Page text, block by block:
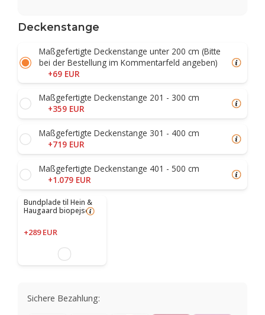
Deckenstange
Maßgefertigte Deckenstange unter 200 cm (Bitte
bei der Bestellung im Kommentarfeld angeben)
+69 EUR
Maßgefertigte Deckenstange 201 - 300 cm
+359 EUR
Maßgefertigte Deckenstange 301 - 400 cm
+719 EUR
Maßgefertigte Deckenstange 401 - 500 cm
+1.079 EUR
Bundplade til Hein &
Haugaard biopejse
+289 EUR
Sichere Bezahlung: